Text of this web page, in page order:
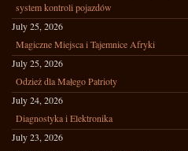
system kontroli pojazdów
July 25, 2026
Magiczne Miejsca i Tajemnice Afryki
July 25, 2026
Odzież dla Małego Patrioty
July 24, 2026
Diagnostyka i Elektronika
July 23, 2026